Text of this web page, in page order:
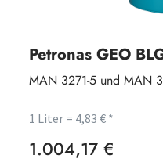
Petronas GEO
MAN 3271-5 und MAN
1 Liter = 4,83 € *
Regulärer Preis:
1.004,17 €